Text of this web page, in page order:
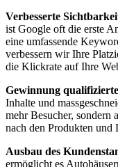
Verbesserte
ist Google oft die erste
eine umfassende
verbessern wir Ihre
die Klickrate auf Ihre
Gewinnung
Inhalte und
mehr Besucher, sondern
nach den Produkten und
Ausbau des
ermöglicht es